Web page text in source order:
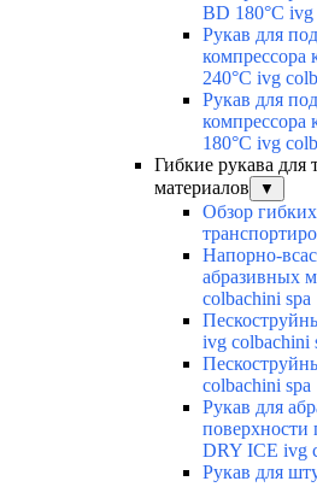
BD 180°C ivg
Рукав для
240°C ivg
Рукав для
180°C ivg
Гибкие рукава для
материалов
▼
Обзор
Напорно-
абразивных
colbachini spa
ivg colbachini
colbachini spa
Рукав для
поверхности
DRY ICE ivg
Рукав для